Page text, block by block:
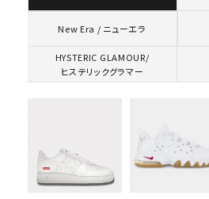
New Era / ニューエラ
HYSTERIC GLAMOUR/
ヒステリックグラマー